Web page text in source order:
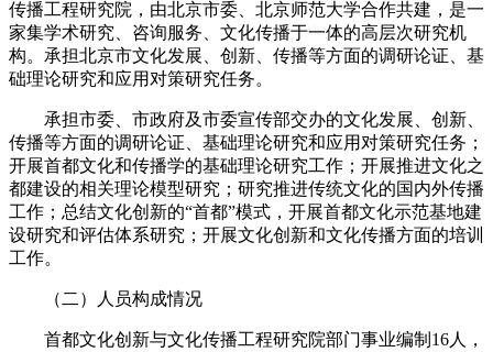
传播工程研究院，由北京市委、北京师范大学合作共建，是一
家集学术研究、咨询服务、文化传播于一体的高层次研究机
构。承担北京市文化发展、创新、传播等方面的调研论证、基
础理论研究和应用对策研究任务。
承担市委、市政府及市委宣传部交办的文化发展、创新、
传播等方面的调研论证、基础理论研究和应用对策研究任务；
开展首都文化和传播学的基础理论研究工作；开展推进文化之
都建设的相关理论模型研究；研究推进传统文化的国内外传播
工作；总结文化创新的“首都”模式，开展首都文化示范基地建
设研究和评估体系研究；开展文化创新和文化传播方面的培训
工作。
（二）人员构成情况
首都文化创新与文化传播工程研究院部门事业编制16人，